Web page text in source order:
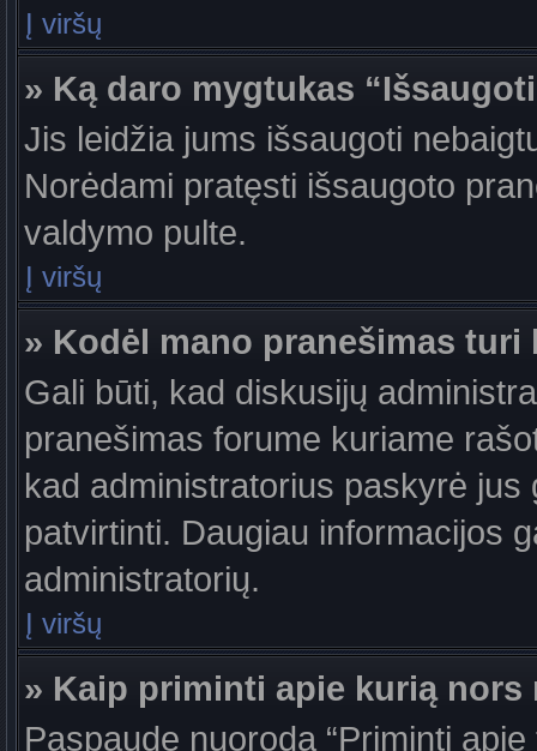
Į viršų
» Ką daro mygtukas
Jis leidžia jums išsaugoti
Norėdami pratęsti išsaugoto
valdymo pulte.
Į viršų
» Kodėl mano pranešimas
Gali būti, kad diskusijų
pranešimas forume kuriame
kad administratorius paskyrė
patvirtinti. Daugiau informacijos
administratorių.
Į viršų
» Kaip priminti apie kurią nors
Paspaudę nuorodą “Priminti